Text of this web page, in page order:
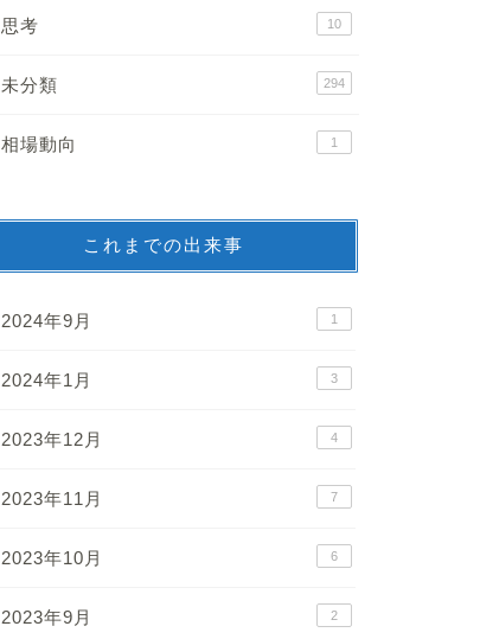
思考 10
未分類 294
相場動向 1
これまでの出来事
2024年9月 1
2024年1月 3
2023年12月 4
2023年11月 7
2023年10月 6
2023年9月 2